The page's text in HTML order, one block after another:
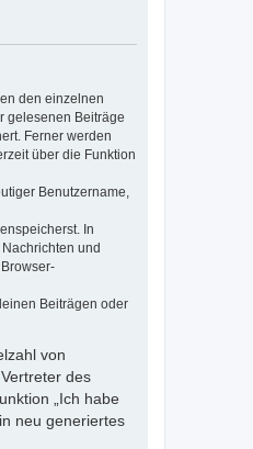
den einzelnen
gelesenen Beiträge
Ferner werden
über die Funktion
Benutzername,
In
und
Beiträgen oder
von
des
„Ich habe
neu generiertes